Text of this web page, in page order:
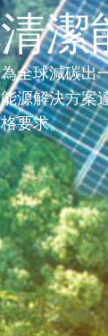
清潔
為全球減碳出
能源解決方案
格要求。